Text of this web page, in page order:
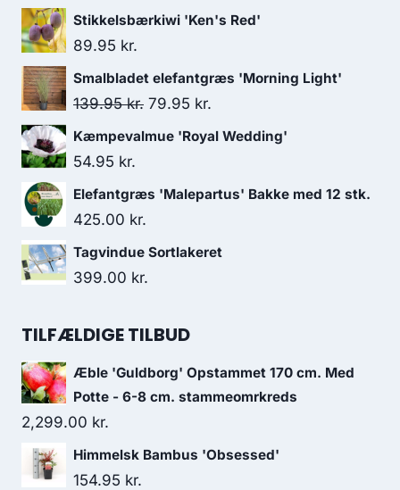
Stikkelsbærkiwi 'Ken's Red'
89.95 kr.
Smalbladet elefantgræs 'Morning Light'
139.95kr. Den
oprindelige
79.95 kr.
aktuelle
Kæmpevalmue 'Royal Wedding'
54.95 kr.
Elefantgræs 'Malepartus' Bakke med 12 stk.
425.00 kr.
Tagvindue Sortlakeret
399.00 kr.
TILFÆLDIGE TILBUD
Æble 'Guldborg' Opstammet 170 cm. Med
Potte - 6-8 cm. stammeomrkreds
2,299.00 kr.
Himmelsk Bambus 'Obsessed'
154.95 kr.